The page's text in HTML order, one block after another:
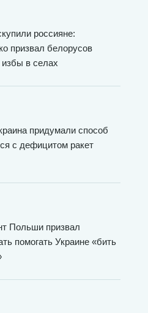
россияне:
призвал белорусов
избы в селах
придумали способ
с дефицитом ракет
Польши призвал
помогать Украине «бить